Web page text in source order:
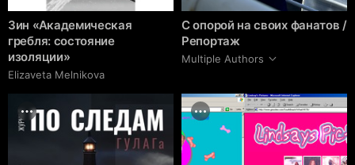
Зин «Академическая
гребля: состояние
изоляции»
Elizaveta Melnikova
С опорой на своих фанатов /
Репортаж
Multiple Authors